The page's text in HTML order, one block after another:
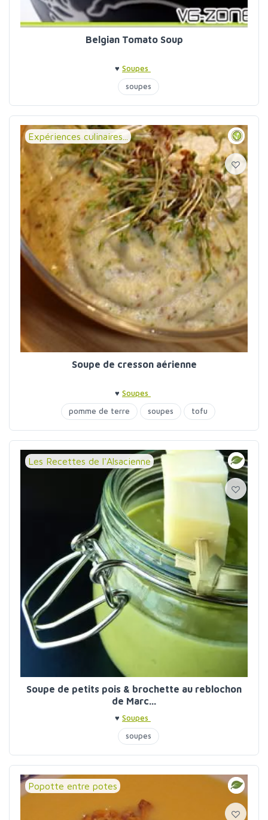
Belgian Tomato Soup
♥ Soupes
soupes
Expériences culinaires...
Soupe de cresson aérienne
♥ Soupes
pomme de terre
soupes tofu
Les Recettes de l'Alsacienne
Soupe de petits pois & brochette au reblochon
de Marc...
♥ Soupes
soupes
Popotte entre potes